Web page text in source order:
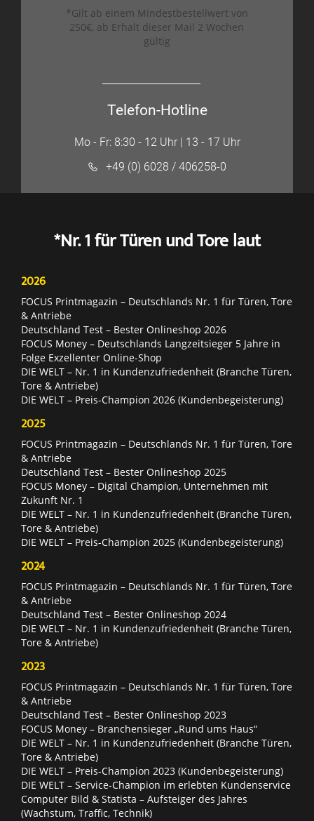
*Gilt ab einem Mindestbestellwert von
250€, ab Erhalt dieser Mail 2 Wochen
gültig
Telefon-Hotline
Mo - Fr: 8:30 - 12 Uhr | 13 - 17 Uhr
+49 (0) 6028 / 406258-0
*Nr. 1 für Türen und Tore laut
2026
FOCUS Printmagazin – Deutschlands Nr. 1 für Türen, Tore
& Antriebe
Deutschland Test – Bester Onlineshop 2026
FOCUS Money – Deutschlands Langzeitsieger 5 Jahre in
Folge Exzellenter Online-Shop
DIE WELT – Nr. 1 in Kundenzufriedenheit (Branche Türen,
Tore & Antriebe)
DIE WELT – Preis-Champion 2026 (Kundenbegeisterung)
2025
FOCUS Printmagazin – Deutschlands Nr. 1 für Türen, Tore
& Antriebe
Deutschland Test – Bester Onlineshop 2025
FOCUS Money – Digital Champion, Unternehmen mit
Zukunft Nr. 1
DIE WELT – Nr. 1 in Kundenzufriedenheit (Branche Türen,
Tore & Antriebe)
DIE WELT – Preis-Champion 2025 (Kundenbegeisterung)
2024
FOCUS Printmagazin – Deutschlands Nr. 1 für Türen, Tore
& Antriebe
Deutschland Test – Bester Onlineshop 2024
DIE WELT – Nr. 1 in Kundenzufriedenheit (Branche Türen,
Tore & Antriebe)
2023
FOCUS Printmagazin – Deutschlands Nr. 1 für Türen, Tore
& Antriebe
Deutschland Test – Bester Onlineshop 2023
FOCUS Money – Branchensieger „Rund ums Haus“
DIE WELT – Nr. 1 in Kundenzufriedenheit (Branche Türen,
Tore & Antriebe)
DIE WELT – Preis-Champion 2023 (Kundenbegeisterung)
DIE WELT – Service-Champion im erlebten Kundenservice
Computer Bild & Statista – Aufsteiger des Jahres
(Wachstum, Traffic, Technik)